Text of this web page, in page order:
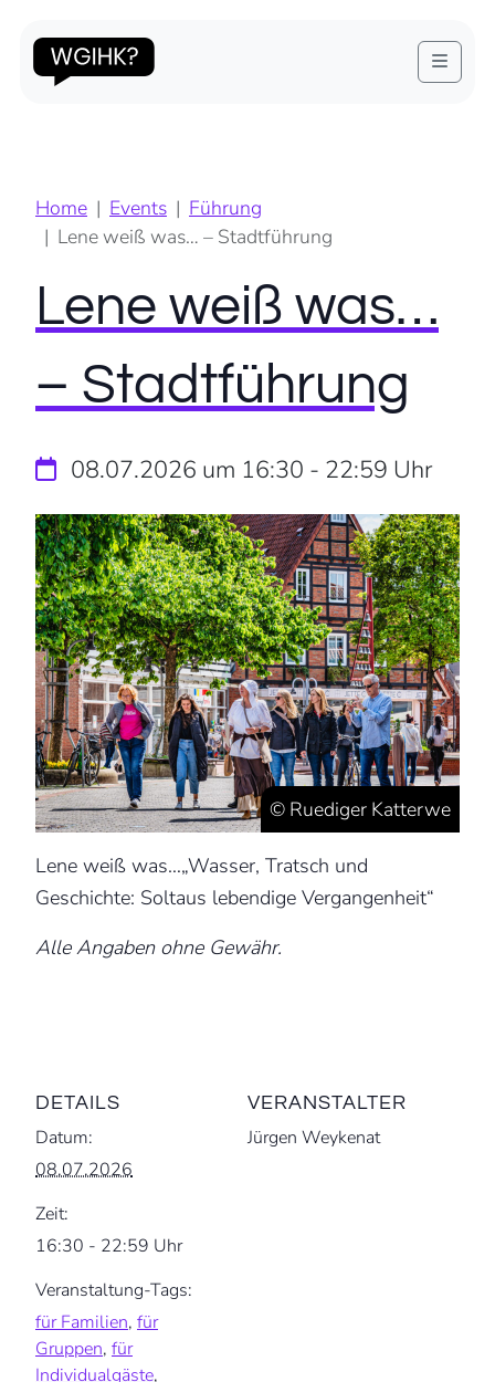
Menu
Diese Veranstaltung hat bereits stattgefunden.
Home Events
Führung
Lene weiß was… – Stadtführung
Lene weiß was…
– Stadtführung
08.07.2026 um 16:30 - 22:59 Uhr
© Ruediger Katterwe
Lene weiß was…„Wasser, Tratsch und
Geschichte: Soltaus lebendige Vergangenheit“
Alle Angaben ohne Gewähr.
DETAILS
Datum:
08.07.2026
Zeit:
16:30 - 22:59 Uhr
Veranstaltung-Tags:
für Familien, für
Gruppen, für
Individualgäste,
VERANSTALTER
Jürgen Weykenat